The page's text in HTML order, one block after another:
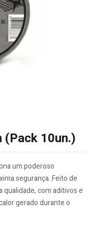
(Pack 10un.)
um poderoso
segurança. Feito de
qualidade, com aditivos e
gerado durante o